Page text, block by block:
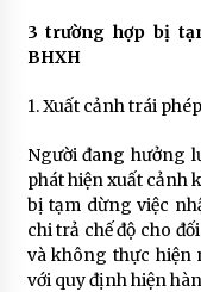
3 trường hợp bị
BHXH
1. Xuất cảnh trái phép
Người đang hưởng
phát hiện xuất cảnh
bị tạm dừng việc
chi trả chế độ cho
và không thực hiện
với quy định hiện